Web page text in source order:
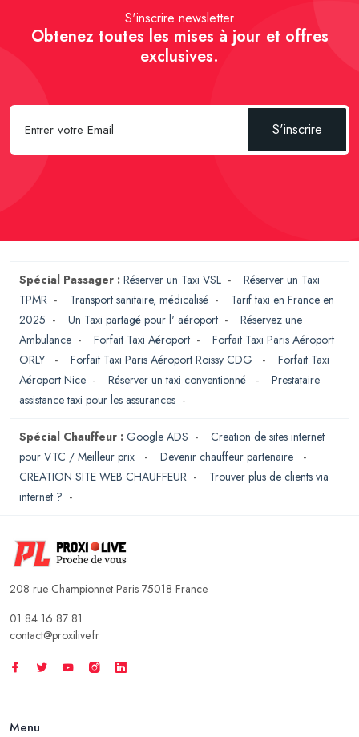
S'inscrire newsletter
Obtenez toutes les mises à jour et offres
exclusives.
S'inscrire
Spécial Passager : Réserver un Taxi VSL - Réserver un Taxi
TPMR - Transport sanitaire, médicalisé - Tarif taxi en France en
2025 - Un Taxi partagé pour l' aéroport - Réservez une
Ambulance - Forfait Taxi Aéroport - Forfait Taxi Paris Aéroport
ORLY
- Forfait Taxi Paris Aéroport Roissy CDG - Forfait Taxi
Aéroport Nice - Réserver un taxi conventionné - Prestataire
assistance taxi pour les assurances -
Spécial Chauffeur : Google ADS - Creation de sites internet
pour VTC / Meilleur prix
- Devenir chauffeur partenaire
-
CREATION SITE WEB CHAUFFEUR - Trouver plus de clients via
internet ? -
208 rue Championnet Paris 75018 France
01 84 16 87 81
contact@proxilive.fr
Menu